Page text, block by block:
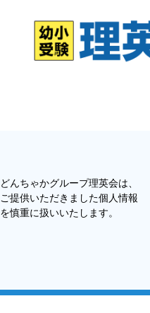
どんちゃかグループ理英会は、
ご提供いただきました個人情報
を慎重に扱いいたします。